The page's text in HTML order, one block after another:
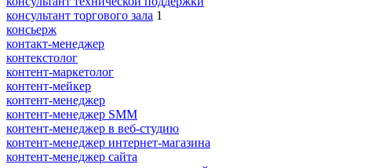
консультант торгового зала 1
консьерж
контакт-менеджер
контекстолог
контент-маркетолог
контент-мейкер
контент-менеджер
контент-менеджер SMM
контент-менеджер в веб-студию
контент-менеджер интернет-магазина
контент-менеджер сайта